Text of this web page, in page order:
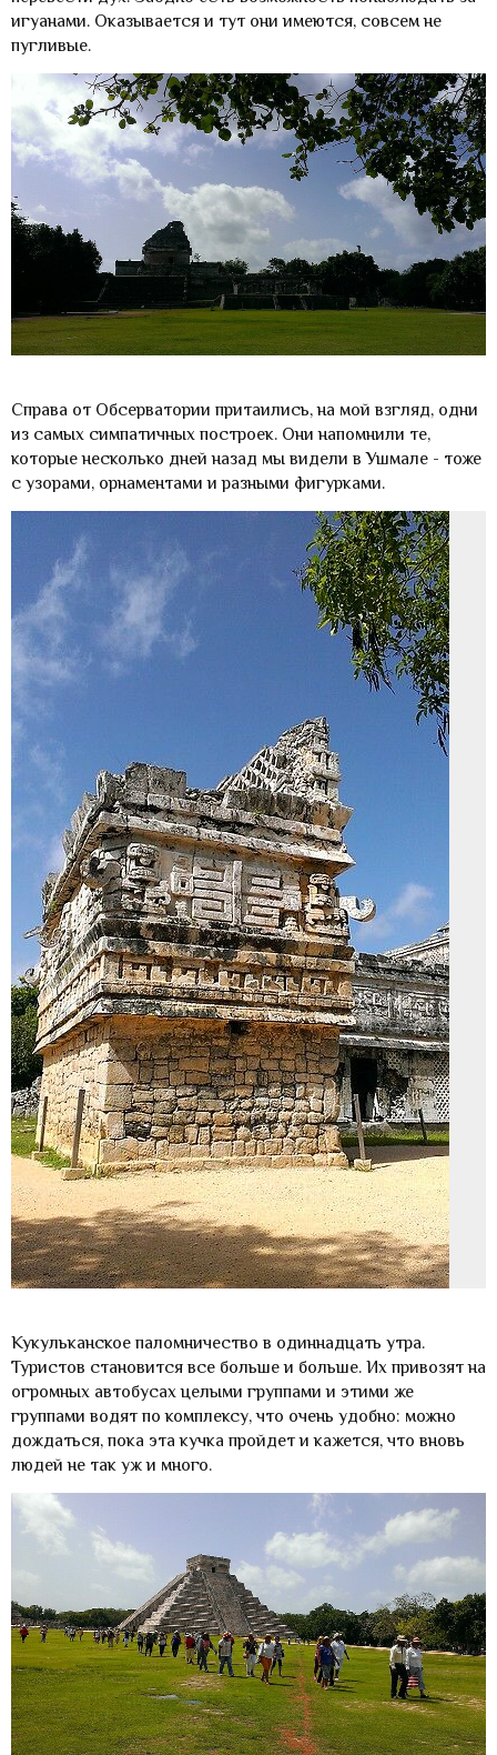
игуанами. Оказывается и тут они имеются, совсем не
пугливые.
Справа от Обсерватории притаились, на мой взгляд, одни
из самых симпатичных построек. Они напомнили те,
которые несколько дней назад мы видели в Ушмале - тоже
с узорами, орнаментами и разными фигурками.
Кукульканское паломничество в одиннадцать утра.
Туристов становится все больше и больше. Их привозят на
огромных автобусах целыми группами и этими же
группами водят по комплексу, что очень удобно: можно
дождаться, пока эта кучка пройдет и кажется, что вновь
людей не так уж и много.